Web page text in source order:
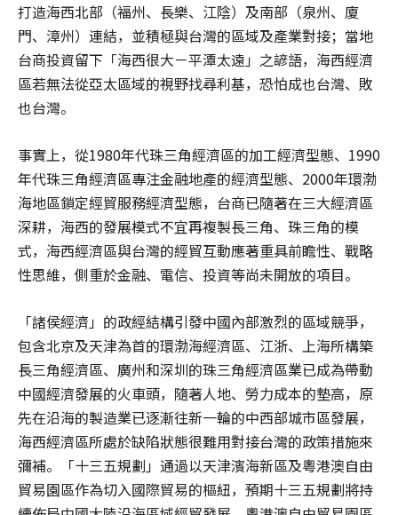
打造海西北部（福州、長樂、江陰）及南部（泉州、廈
門、漳州）連結，並積極與台灣的區域及產業對接；當地
台商投資留下「海西很大－平潭太遠」之諺語，海西經濟
區若無法從亞太區域的視野找尋利基，恐怕成也台灣、敗
也台灣。
事實上，從1980年代珠三角經濟區的加工經濟型態、1990
年代珠三角經濟區專注金融地產的經濟型態、2000年環渤
海地區鎖定經貿服務經濟型態，台商已隨著在三大經濟區
深耕，海西的發展模式不宜再複製長三角、珠三角的模
式，海西經濟區與台灣的經貿互動應著重具前瞻性、戰略
性思維，側重於金融、電信、投資等尚未開放的項目。
「諸侯經濟」的政經結構引發中國內部激烈的區域競爭，
包含北京及天津為首的環渤海經濟區、江浙、上海所構築
長三角經濟區、廣州和深圳的珠三角經濟區業已成為帶動
中國經濟發展的火車頭，隨著人地、勞力成本的墊高，原
先在沿海的製造業已逐漸往新一輪的中西部城市區發展，
海西經濟區所處於缺陷狀態很難用對接台灣的政策措施來
彌補。「十三五規劃」通過以天津濱海新區及粵港澳自由
貿易園區作為切入國際貿易的樞紐，預期十三五規劃將持